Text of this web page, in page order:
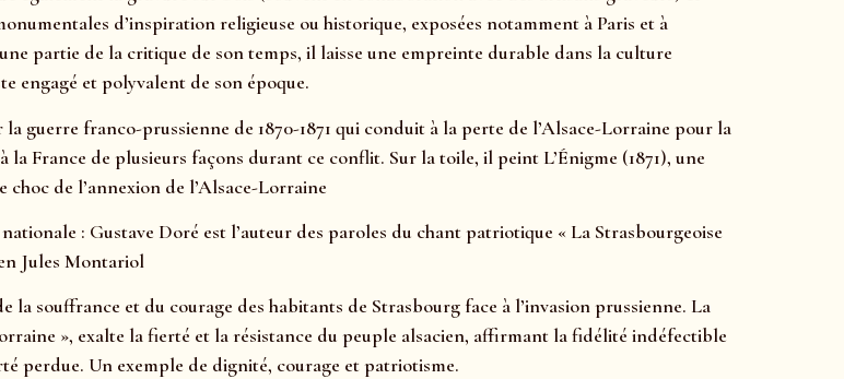
d’inspiration religieuse ou historique, exposées notamment à Paris et à
partie de la critique de son temps, il laisse une empreinte durable dans la culture
engagé et polyvalent de son époque.
guerre franco-prussienne de 1870-1871 qui conduit à la perte de l’Alsace-Lorraine pour la
France de plusieurs façons durant ce conflit. Sur la toile, il peint L’Énigme (1871), une
de l’annexion de l’Alsace-Lorraine
: Gustave Doré est l’auteur des paroles du chant patriotique « La Strasbourgeoise
Jules Montariol
la souffrance et du courage des habitants de Strasbourg face à l’invasion prussienne. La
», exalte la fierté et la résistance du peuple alsacien, affirmant la fidélité indéfectible
perdue. Un exemple de dignité, courage et patriotisme.